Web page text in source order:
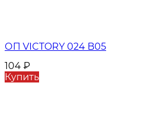
ОП VICTORY 024 B05
104 ₽
Купить